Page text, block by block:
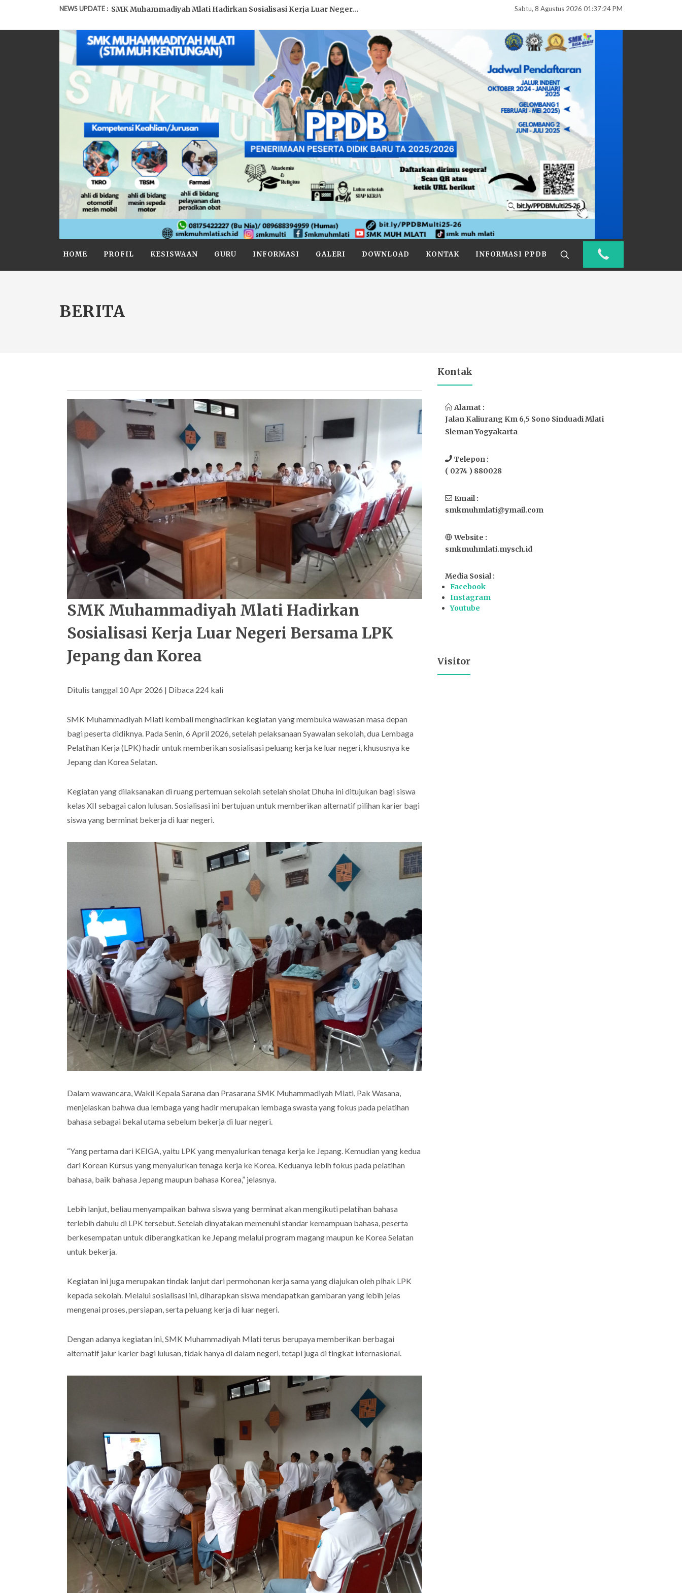
NEWS UPDATE : SMK Muhammadiyah Mlati Hadirkan Sosialisasi Kerja Luar Neger...
Awali Kegiatan Pasca Lebaran, SMK Muhammadiyah Mlati Gelar A...
SMK Muhammadiyah Mlati Gelar Baitul Arqam Kelas XII dan Buka...
ASTS SMK Muhammadiyah Mlati Jadi Momentum Refleksi Pembelaja...
SMK Muhammadiyah Mlati Jalani Verifikasi Jurusan Tata Boga o...
Penguji Industri Apresiasi Kemajuan Peserta didik pada UKK T...
UKK FKK SMK Muhammadiyah Mlati Gandeng LSP KFI, 100% Siswi D...
UKK TKRO SMK Muhammadiyah Mlati Gandeng Kharisma Motors, 11 ...
Screening Kesehatan Puskesmas Mlati 1 di SMK Muhammadiyah Ml...
SMK Muhammadiyah Mlati Gelar Pemilihan Ketua IPM Periode 202...
Sabtu, 8 Agustus 2026 01:37:26 PM
HOME PROFIL KESISWAAN GURU INFORMASI GALERI DOWNLOAD KONTAK INFORMASI PPDB
BERITA
SMK Muhammadiyah Mlati Hadirkan
Sosialisasi Kerja Luar Negeri Bersama LPK
Jepang dan Korea
Ditulis tanggal 10 Apr 2026 | Dibaca 224 kali
SMK Muhammadiyah Mlati kembali menghadirkan kegiatan yang membuka wawasan masa depan
bagi peserta didiknya. Pada Senin, 6 April 2026, setelah pelaksanaan Syawalan sekolah, dua Lembaga
Pelatihan Kerja (LPK) hadir untuk memberikan sosialisasi peluang kerja ke luar negeri, khususnya ke
Jepang dan Korea Selatan.
Kegiatan yang dilaksanakan di ruang pertemuan sekolah setelah sholat Dhuha ini ditujukan bagi siswa
kelas XII sebagai calon lulusan. Sosialisasi ini bertujuan untuk memberikan alternatif pilihan karier bagi
siswa yang berminat bekerja di luar negeri.
Dalam wawancara, Wakil Kepala Sarana dan Prasarana SMK Muhammadiyah Mlati, Pak Wasana,
menjelaskan bahwa dua lembaga yang hadir merupakan lembaga swasta yang fokus pada pelatihan
bahasa sebagai bekal utama sebelum bekerja di luar negeri.
“Yang pertama dari KEIGA, yaitu LPK yang menyalurkan tenaga kerja ke Jepang. Kemudian yang kedua
dari Korean Kursus yang menyalurkan tenaga kerja ke Korea. Keduanya lebih fokus pada pelatihan
bahasa, baik bahasa Jepang maupun bahasa Korea,” jelasnya.
Lebih lanjut, beliau menyampaikan bahwa siswa yang berminat akan mengikuti pelatihan bahasa
terlebih dahulu di LPK tersebut. Setelah dinyatakan memenuhi standar kemampuan bahasa, peserta
berkesempatan untuk diberangkatkan ke Jepang melalui program magang maupun ke Korea Selatan
untuk bekerja.
Kegiatan ini juga merupakan tindak lanjut dari permohonan kerja sama yang diajukan oleh pihak LPK
kepada sekolah. Melalui sosialisasi ini, diharapkan siswa mendapatkan gambaran yang lebih jelas
mengenai proses, persiapan, serta peluang kerja di luar negeri.
Dengan adanya kegiatan ini, SMK Muhammadiyah Mlati terus berupaya memberikan berbagai
alternatif jalur karier bagi lulusan, tidak hanya di dalam negeri, tetapi juga di tingkat internasional.
Kontak
Alamat :
Jalan Kaliurang Km 6,5 Sono Sinduadi Mlati
Sleman Yogyakarta
Telepon :
( 0274 ) 880028
Email :
smkmuhmlati@ymail.com
Website :
smkmuhmlati.mysch.id
Media Sosial :
Facebook
Instagram
Youtube
Visitor